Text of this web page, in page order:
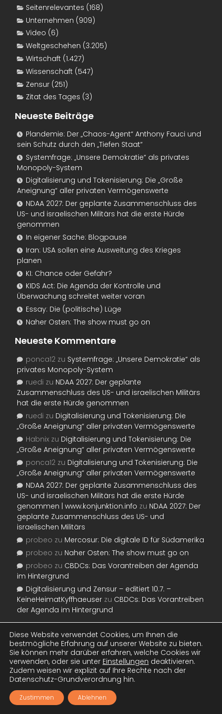
Seitenrelevantes (168)
Unternehmen (909)
Video (6)
Weltgeschehen (3.205)
Wirtschaft (1.427)
Wissenschaft (547)
Zensur (251)
Zitat des Tages (3)
Neueste Beiträge
Plandemie: Der „Chaos-Agent“ Anthony Fauci und
sein Schutz durch den „Tiefen Staat“
Systemfrage: „Unsere Demokratie“ als privates
Monopoly-System
Digitalisierung und Tokenisierung: Die „Große
Aneignung“ aller privaten Vermögenswerte
NDAA 2027: Der geplante Zusammenschluss des
US- und israelischen Militärs hat die erste Hürde
genommen
In eigener Sache: Blogpause
Iran: USA sollen eine Ausweitung des Krieges
planen
KI: Chance oder Gefahr?
KIDS Act: Die Agenda der Kontrolle und
Überwachung schreitet weiter voran
Essay: Die (politische) Lüge
Naher Osten: The show must go on
Neueste Kommentare
ponca12 zu Systemfrage: „Unsere Demokratie“ als
privates Monopoly-System
ruedi zu NDAA 2027: Der geplante
Zusammenschluss des US- und israelischen Militärs
hat die erste Hürde genommen
ruedi zu Digitalisierung und Tokenisierung: Die
„Große Aneignung“ aller privaten Vermögenswerte
Habnix zu Digitalisierung und Tokenisierung: Die
„Große Aneignung“ aller privaten Vermögenswerte
ponca12 zu Digitalisierung und Tokenisierung: Die
„Große Aneignung“ aller privaten Vermögenswerte
NDAA 2027: Der geplante Zusammenschluss des
US- und israelischen Militärs hat die erste Hürde
genommen | www.konjunktion.info zu NDAA 2027: Der
geplante Zusammenschluss des US- und
israelischen Militärs
probeo zu Mercosur: Die digitale ID für Südamerika
probeo zu Naher Osten: The show must go on
probeo zu CBDCs: Das Vorantreiben der Agenda
im Hintergrund
Digitalisierung und Zensur – editiert 10.7. –
KeineHeimatKyffhaeuser zu CBDCs: Das Vorantreiben
der Agenda im Hintergrund
Besucher aktuell:5
Aufrufe heute:1.651
Besucher heute:558
Aufrufe gestern: 1.820
Besucher gestern:712
Diese Website verwendet Cookies, um Ihnen die
bestmögliche Erfahrung auf unserer Website zu bieten.
Sie können mehr darüber erfahren, welche Cookies wir
verwenden, oder sie unter Einstellungen deaktivieren.
Zudem weisen wir explizit auf Ihre Rechte nach der
Datenschutz-Grundverordnung hin.
Zustimmen Ablehnen